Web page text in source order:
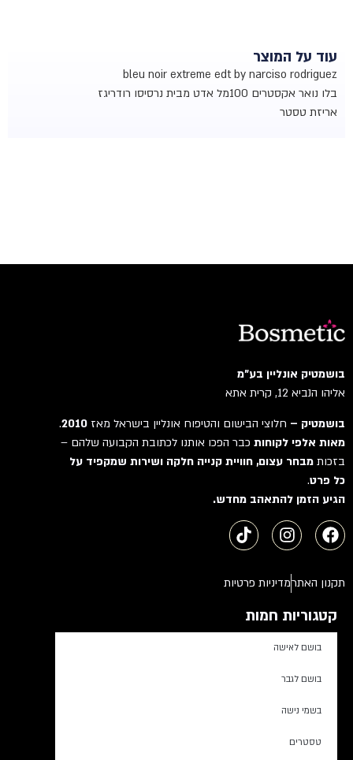
עוד על המוצר
bleu noir extreme edt by narciso rodriguez
בלו נואר אקסטרים 100מל אדט מבית נרסיסו רודריגז
אריזת טסטר
בושמטיק אונליין בע"מ
אליהו הנביא 12, קרית אתא
בושמטיק –חלוצי הבישום והטיפוח אונליין בישראל מאז2010
.
מאות אלפי לקוחותכבר הפכו אותנו לכתובת הקבועה שלהם –
בזכותמבחר עצום, חוויית קנייה חלקה ושירות שמקפיד על
כל פרט.
הגיע הזמן להתאהב מחדש.
תקנון האתרמדיניות פרטיות
קטגוריות חמות
בושם לאישה
בושם לגבר
בשמי נישה
טסטרים